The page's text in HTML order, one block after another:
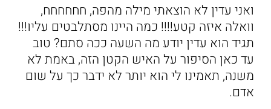
ואני עדין לא הוצאתי מילה מהפה, חחחחחח,
וואלה איזה קטע!!!! כמה היינו מסתלבטים עליו!!!
תגיד הוא עדין יודע מה השעה ככה סתם? טוב
עד כאן הסיפור על האיש הקטן הזה, באמת לא
משנה, תאמינו לי הוא יותר לא ידבר כך על שום
אדם.